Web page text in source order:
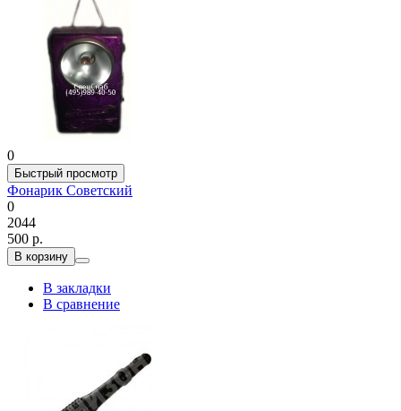
0
Быстрый просмотр
Фонарик Советский
0
2044
500 р.
В корзину
В закладки
В сравнение